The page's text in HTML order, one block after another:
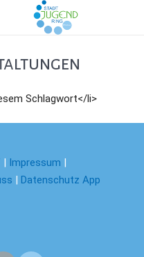
Schlagwort</li>
| Impressum |
| Datenschutz App